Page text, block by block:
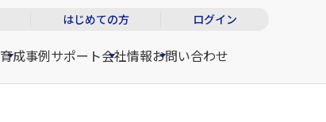
はじめての方 ログイン
育成事例サポート会社情報お問い合わせ